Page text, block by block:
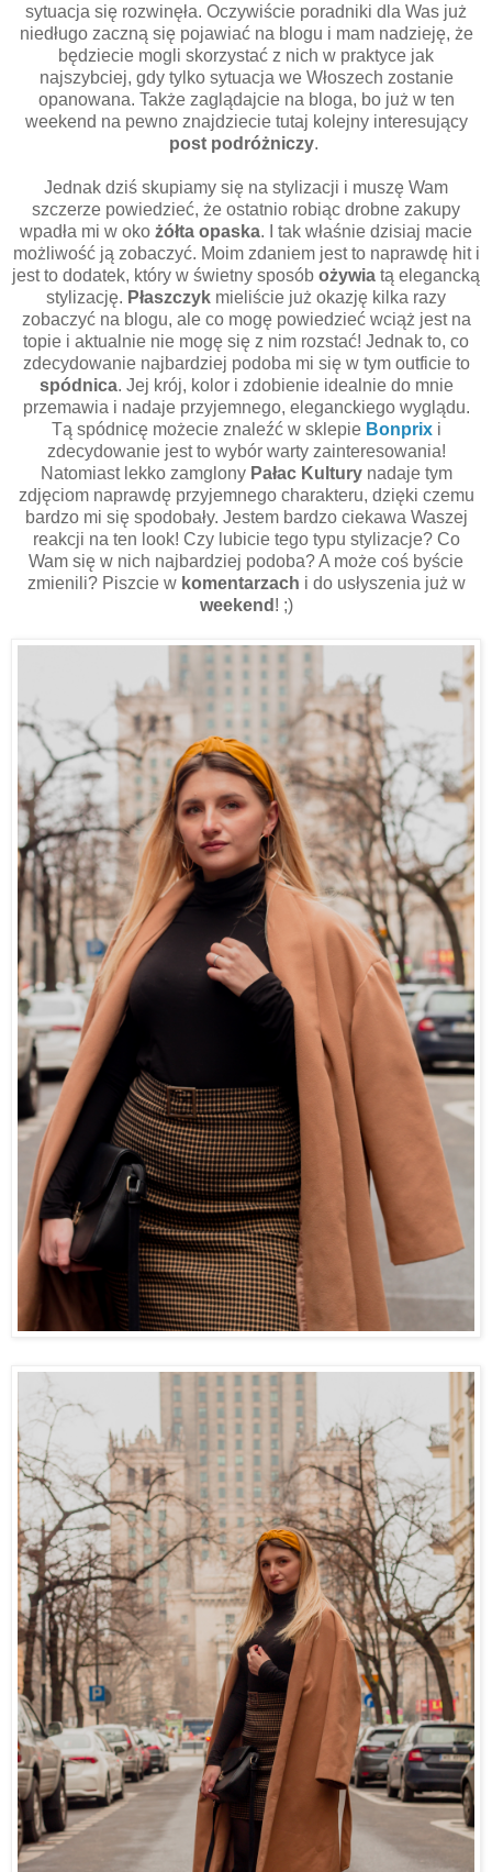
sytuacja się rozwinęła. Oczywiście poradniki dla Was już
niedługo zaczną się pojawiać na blogu i mam nadzieję, że
będziecie mogli skorzystać z nich w praktyce jak
najszybciej, gdy tylko sytuacja we Włoszech zostanie
opanowana. Także zaglądajcie na bloga, bo już w ten
weekend na pewno znajdziecie tutaj kolejny interesujący
post podróżniczy.
Jednak dziś skupiamy się na stylizacji i muszę Wam
szczerze powiedzieć, że ostatnio robiąc drobne zakupy
wpadła mi w oko żółta opaska. I tak właśnie dzisiaj macie
możliwość ją zobaczyć. Moim zdaniem jest to naprawdę hit i
jest to dodatek, który w świetny sposób ożywia tą elegancką
stylizację. Płaszczyk mieliście już okazję kilka razy
zobaczyć na blogu, ale co mogę powiedzieć wciąż jest na
topie i aktualnie nie mogę się z nim rozstać! Jednak to, co
zdecydowanie najbardziej podoba mi się w tym outficie to
spódnica. Jej krój, kolor i zdobienie idealnie do mnie
przemawia i nadaje przyjemnego, eleganckiego wyglądu.
Tą spódnicę możecie znaleźć w sklepie Bonprix i
zdecydowanie jest to wybór warty zainteresowania!
Natomiast lekko zamglony Pałac Kulturynadaje tym
zdjęciom naprawdę przyjemnego charakteru, dzięki czemu
bardzo mi się spodobały. Jestem bardzo ciekawa Waszej
reakcji na ten look! Czy lubicie tego typu stylizacje? Co
Wam się w nich najbardziej podoba? A może coś byście
zmienili? Piszcie w komentarzach i do usłyszenia już w
weekend ! ;)